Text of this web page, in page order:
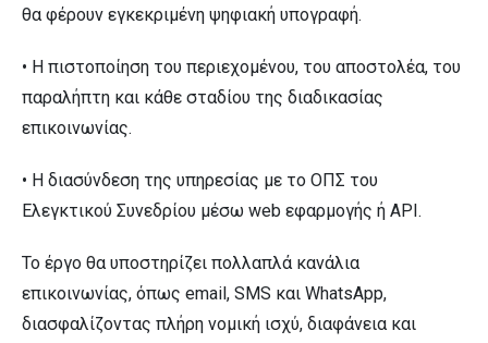
θα φέρουν εγκεκριμένη ψηφιακή υπογραφή.
• Η πιστοποίηση του περιεχομένου, του αποστολέα, του
παραλήπτη και κάθε σταδίου της διαδικασίας
επικοινωνίας.
• Η διασύνδεση της υπηρεσίας με το ΟΠΣ του
Ελεγκτικού Συνεδρίου μέσω web εφαρμογής ή API.
Το έργο θα υποστηρίζει πολλαπλά κανάλια
επικοινωνίας, όπως email, SMS και WhatsApp,
διασφαλίζοντας πλήρη νομική ισχύ, διαφάνεια και